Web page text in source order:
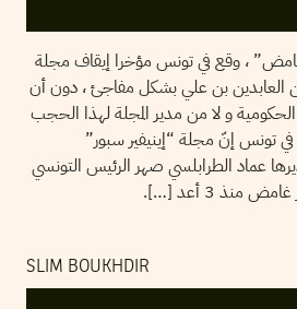
، وقع في تونس مؤخرا إيقاف مجلة
العابدين بن علي بشكل مفاجئ ، دون أن
و لا من مدير المجلة لهذا الحجب
تونس إنّ مجلة “إينيفير سبور”
عماد الطرابلسي صهر الرئيس التونسي
منذ 3 أعد […].
SLIM BOUKHDIR